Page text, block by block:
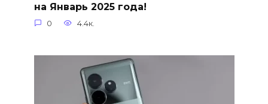
на Январь 2025 года!
0 4.4к.